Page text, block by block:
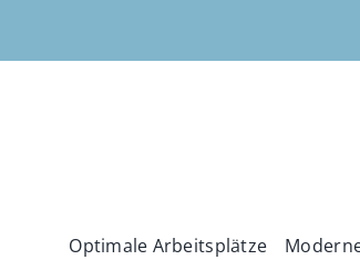
Optimale Arbeitsplätze